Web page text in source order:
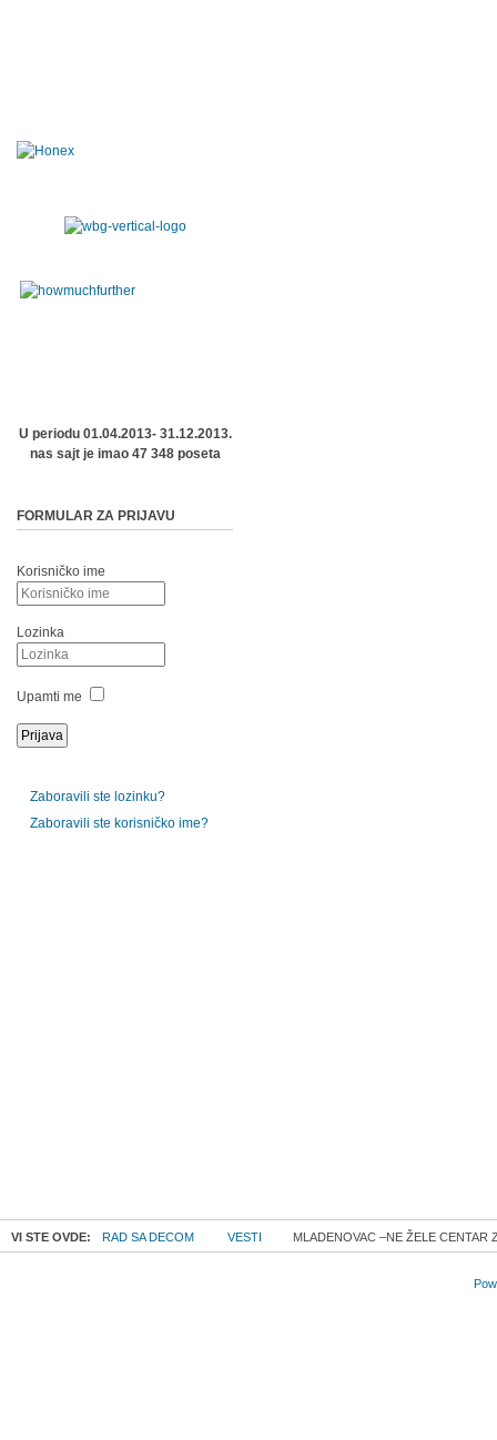
U periodu 01.04.2013- 31.12.2013.
nas sajt je imao 47 348 poseta
FORMULAR ZA PRIJAVU
Korisničko ime
Lozinka
Upamti me
Zaboravili ste lozinku?
Zaboravili ste korisničko ime?
VI STE OVDE: RAD SA DECOM VESTI MLADENOVAC –NE ŽELE CENTAR